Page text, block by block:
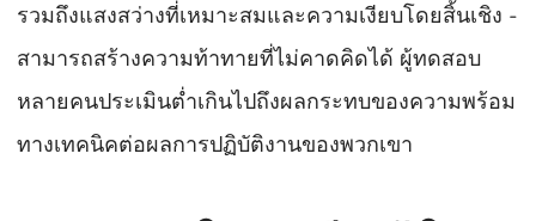
รวมถึงแสงสว่างที่เหมาะสมและความเงียบโดยสิ้นเชิง -
สามารถสร้างความท้าทายที่ไม่คาดคิดได้ ผู้ทดสอบ
หลายคนประเมินต่ำเกินไปถึงผลกระทบของความพร้อม
ทางเทคนิคต่อผลการปฏิบัติงานของพวกเขา